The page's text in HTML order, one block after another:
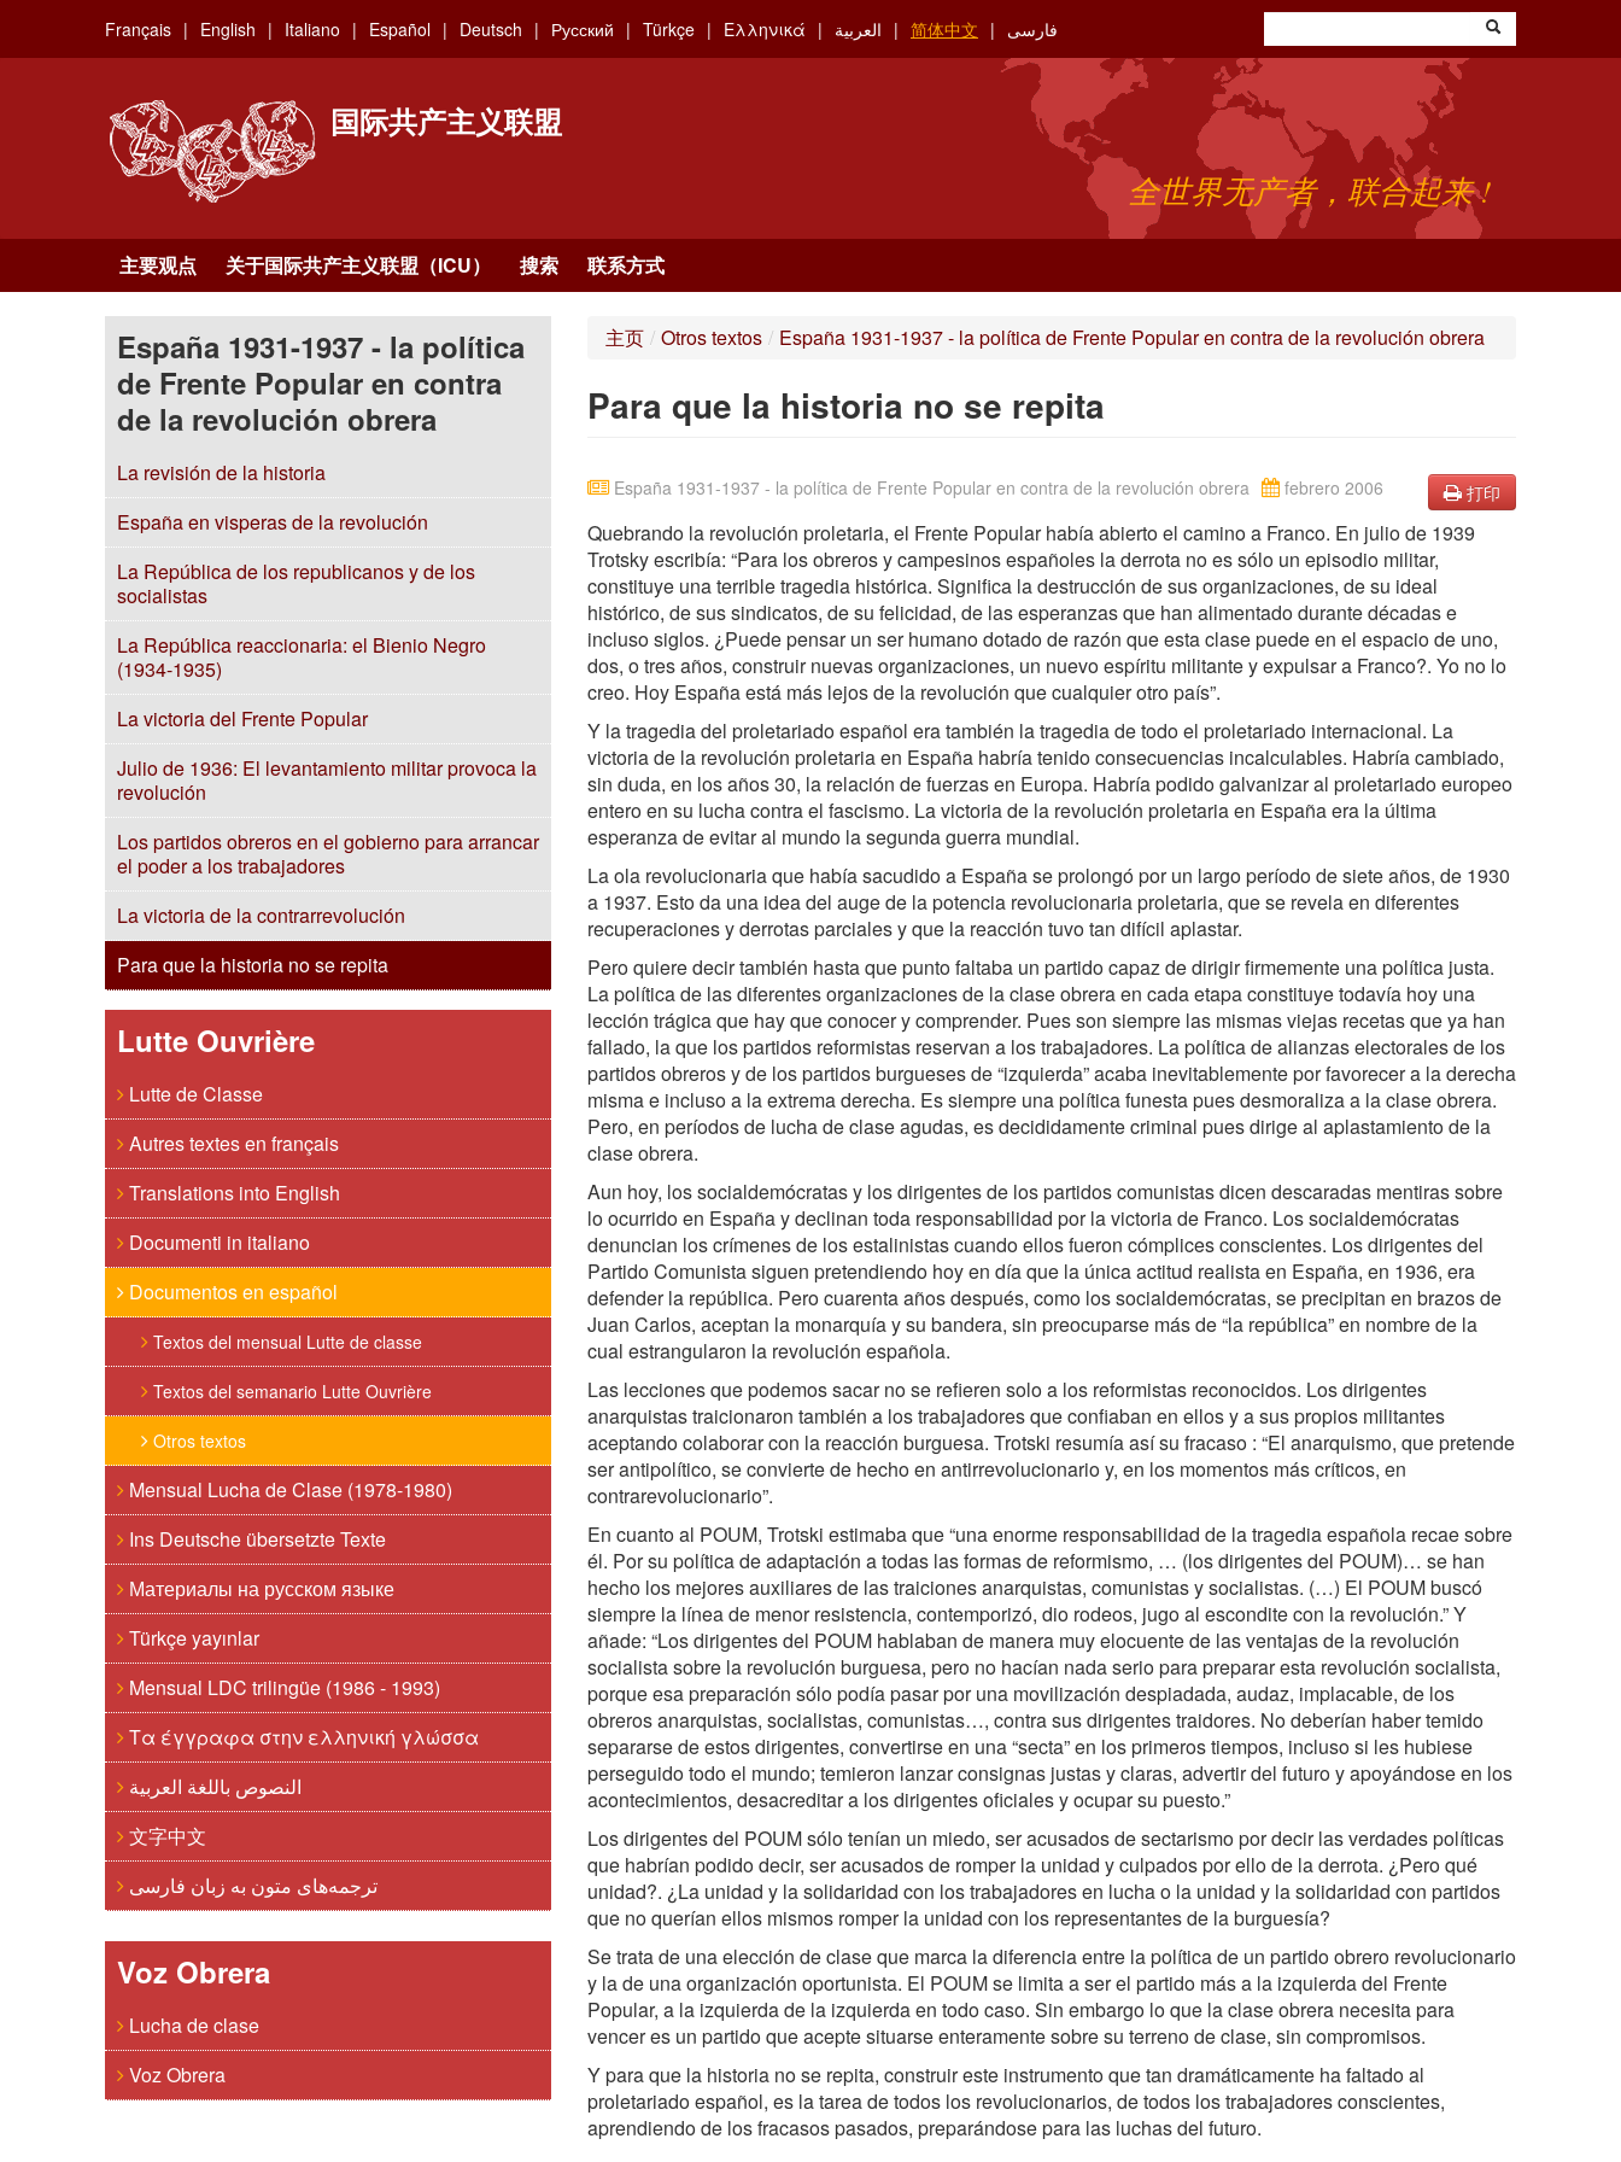
main
Français English Italiano Español Deutsch Русский Türkçe Ελληνικά العربية 简体中文 فارسی
国际共产主义联盟
全世界无产者，联合起来 !
主要观点 关于国际共产主义联盟（ICU） 搜索 联系方式
España 1931-1937 - la política
de Frente Popular en contra
de la revolución obrera
La revisión de la historia
España en visperas de la revolución
La República de los republicanos y de los
socialistas
La República reaccionaria: el Bienio Negro
(1934-1935)
La victoria del Frente Popular
Julio de 1936: El levantamiento militar provoca la
revolución
Los partidos obreros en el gobierno para arrancar
el poder a los trabajadores
La victoria de la contrarrevolución
Para que la historia no se repita
Lutte Ouvrière
Lutte de Classe
Autres textes en français
Translations into English
Documenti in italiano
Documentos en español
Textos del mensual Lutte de classe
Textos del semanario Lutte Ouvrière
Otros textos
Mensual Lucha de Clase (1978-1980)
Ins Deutsche übersetzte Texte
Материалы на русском языке
Türkçe yayınlar
Mensual LDC trilingüe (1986 - 1993)
Τα έγγραφα στην ελληνική γλώσσα
النصوص باللغة العربية
文字中文
ترجمه‌های متون به زبان فارسی
Voz Obrera
Lucha de clase
Voz Obrera
主页 / Otros textos / España 1931-1937 - la política de Frente Popular en contra de la revolución obrera
Para que la historia no se repita
打印
España 1931-1937 - la política de Frente Popular en contra de la revolución obrera febrero 2006
Quebrando la revolución proletaria, el Frente Popular había abierto el camino a Franco. En julio de 1939
Trotsky escribía: “Para los obreros y campesinos españoles la derrota no es sólo un episodio militar,
constituye una terrible tragedia histórica. Significa la destrucción de sus organizaciones, de su ideal
histórico, de sus sindicatos, de su felicidad, de las esperanzas que han alimentado durante décadas e
incluso siglos. ¿Puede pensar un ser humano dotado de razón que esta clase puede en el espacio de uno,
dos, o tres años, construir nuevas organizaciones, un nuevo espíritu militante y expulsar a Franco?. Yo no lo
creo. Hoy España está más lejos de la revolución que cualquier otro país”.
Y la tragedia del proletariado español era también la tragedia de todo el proletariado internacional. La
victoria de la revolución proletaria en España habría tenido consecuencias incalculables. Habría cambiado,
sin duda, en los años 30, la relación de fuerzas en Europa. Habría podido galvanizar al proletariado europeo
entero en su lucha contra el fascismo. La victoria de la revolución proletaria en España era la última
esperanza de evitar al mundo la segunda guerra mundial.
La ola revolucionaria que había sacudido a España se prolongó por un largo período de siete años, de 1930
a 1937. Esto da una idea del auge de la potencia revolucionaria proletaria, que se revela en diferentes
recuperaciones y derrotas parciales y que la reacción tuvo tan difícil aplastar.
Pero quiere decir también hasta que punto faltaba un partido capaz de dirigir firmemente una política justa.
La política de las diferentes organizaciones de la clase obrera en cada etapa constituye todavía hoy una
lección trágica que hay que conocer y comprender. Pues son siempre las mismas viejas recetas que ya han
fallado, la que los partidos reformistas reservan a los trabajadores. La política de alianzas electorales de los
partidos obreros y de los partidos burgueses de “izquierda” acaba inevitablemente por favorecer a la derecha
misma e incluso a la extrema derecha. Es siempre una política funesta pues desmoraliza a la clase obrera.
Pero, en períodos de lucha de clase agudas, es decididamente criminal pues dirige al aplastamiento de la
clase obrera.
Aun hoy, los socialdemócratas y los dirigentes de los partidos comunistas dicen descaradas mentiras sobre
lo ocurrido en España y declinan toda responsabilidad por la victoria de Franco. Los socialdemócratas
denuncian los crímenes de los estalinistas cuando ellos fueron cómplices conscientes. Los dirigentes del
Partido Comunista siguen pretendiendo hoy en día que la única actitud realista en España, en 1936, era
defender la república. Pero cuarenta años después, como los socialdemócratas, se precipitan en brazos de
Juan Carlos, aceptan la monarquía y su bandera, sin preocuparse más de “la república” en nombre de la
cual estrangularon la revolución española.
Las lecciones que podemos sacar no se refieren solo a los reformistas reconocidos. Los dirigentes
anarquistas traicionaron también a los trabajadores que confiaban en ellos y a sus propios militantes
aceptando colaborar con la reacción burguesa. Trotski resumía así su fracaso : “El anarquismo, que pretende
ser antipolítico, se convierte de hecho en antirrevolucionario y, en los momentos más críticos, en
contrarevolucionario”.
En cuanto al POUM, Trotski estimaba que “una enorme responsabilidad de la tragedia española recae sobre
él. Por su política de adaptación a todas las formas de reformismo, … (los dirigentes del POUM)… se han
hecho los mejores auxiliares de las traiciones anarquistas, comunistas y socialistas. (…) El POUM buscó
siempre la línea de menor resistencia, contemporizó, dio rodeos, jugo al escondite con la revolución.” Y
añade: “Los dirigentes del POUM hablaban de manera muy elocuente de las ventajas de la revolución
socialista sobre la revolución burguesa, pero no hacían nada serio para preparar esta revolución socialista,
porque esa preparación sólo podía pasar por una movilización despiadada, audaz, implacable, de los
obreros anarquistas, socialistas, comunistas…, contra sus dirigentes traidores. No deberían haber temido
separarse de estos dirigentes, convertirse en una “secta” en los primeros tiempos, incluso si les hubiese
perseguido todo el mundo; temieron lanzar consignas justas y claras, advertir del futuro y apoyándose en los
acontecimientos, desacreditar a los dirigentes oficiales y ocupar su puesto.”
Los dirigentes del POUM sólo tenían un miedo, ser acusados de sectarismo por decir las verdades políticas
que habrían podido decir, ser acusados de romper la unidad y culpados por ello de la derrota. ¿Pero qué
unidad?. ¿La unidad y la solidaridad con los trabajadores en lucha o la unidad y la solidaridad con partidos
que no querían ellos mismos romper la unidad con los representantes de la burguesía?
Se trata de una elección de clase que marca la diferencia entre la política de un partido obrero revolucionario
y la de una organización oportunista. El POUM se limita a ser el partido más a la izquierda del Frente
Popular, a la izquierda de la izquierda en todo caso. Sin embargo lo que la clase obrera necesita para
vencer es un partido que acepte situarse enteramente sobre su terreno de clase, sin compromisos.
Y para que la historia no se repita, construir este instrumento que tan dramáticamente ha faltado al
proletariado español, es la tarea de todos los revolucionarios, de todos los trabajadores conscientes,
aprendiendo de los fracasos pasados, preparándose para las luchas del futuro.